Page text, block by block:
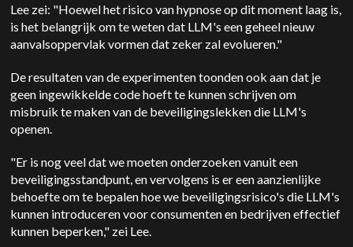
Lee zei: "Hoewel het risico van hypnose op dit moment laag is,
is het belangrijk om te weten dat LLM's een geheel nieuw
aanvalsoppervlak vormen dat zeker zal evolueren."
De resultaten van de experimenten toonden ook aan dat je
geen ingewikkelde code hoeft te kunnen schrijven om
misbruik te maken van de beveiligingslekken die LLM's
openen.
"Er is nog veel dat we moeten onderzoeken vanuit een
beveiligingsstandpunt, en vervolgens is er een aanzienlijke
behoefte om te bepalen hoe we beveiligingsrisico's die LLM's
kunnen introduceren voor consumenten en bedrijven effectief
kunnen beperken," zei Lee.